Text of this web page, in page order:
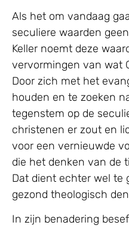
Als het om vandaag
seculiere waarden
Keller noemt deze
vervormingen van wat
Door zich met het
houden en te zoeken
tegenstem op de
christenen er zout en
voor een vernieuwde
die het denken van de
Dat dient echter wel te
gezond theologisch
In zijn benadering